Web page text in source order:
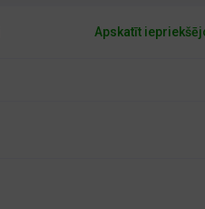
Apskatīt